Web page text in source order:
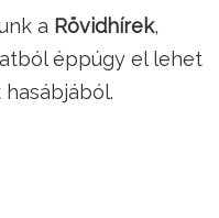
a Rövidhírek,
éppúgy el lehet